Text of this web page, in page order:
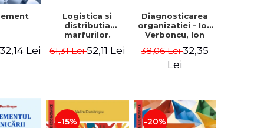
32,14 Lei
Logistica si
distributia
marfurilor.
Editia a VI-a -
61,31 Lei52,11 Lei
Diagnosticarea
organizatiei - Ion
Verboncu, Ion
Catalina Stefan
38,06 Lei32,35
Lei
-15% -20%